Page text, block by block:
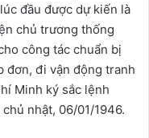
đầu được dự kiến là
chủ trương thống
công tác chuẩn bị
đơn, đi vận động tranh
Minh ký sắc lệnh
nhật, 06/01/1946.